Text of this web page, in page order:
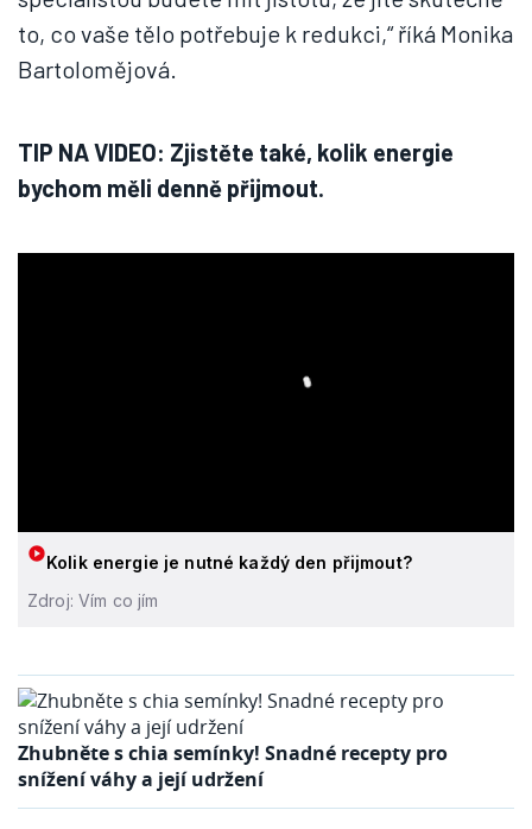
to, co vaše tělo potřebuje k redukci,“ říká Monika
Bartolomějová.
TIP NA VIDEO: Zjistěte také, kolik energie
bychom měli denně přijmout.
Kolik energie je nutné každý den přijmout?
Zdroj: Vím co jím
Zhubněte s chia semínky! Snadné recepty pro
snížení váhy a její udržení